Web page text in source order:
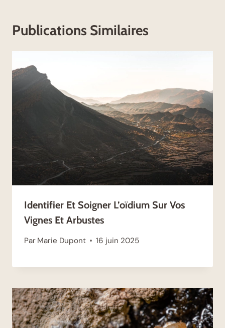
Publications Similaires
Identifier Et Soigner L’oïdium Sur Vos
Vignes Et Arbustes
Par Marie Dupont 16 juin 2025